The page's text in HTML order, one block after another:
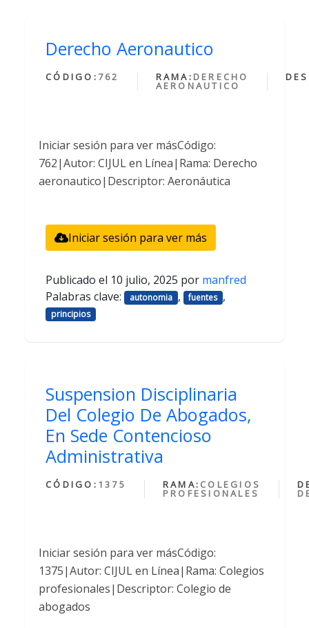
Derecho Aeronautico
CÓDIGO: 762 RAMA: DERECHO
AERONAUTICO
Iniciar sesión para ver másCódigo:
762|Autor: CIJUL en Línea|Rama: Derecho
aeronautico|Descriptor: Aeronáutica
Iniciar sesión para ver más
Publicado el 10 julio, 2025 por manfred
Palabras clave:
autonomia , fuentes ,
principios
Suspension Disciplinaria
Del Colegio De Abogados,
En Sede Contencioso
Administrativa
CÓDIGO: 1375 RAMA: COLEGIOS
PROFESIONALES
Iniciar sesión para ver másCódigo:
1375|Autor: CIJUL en Línea|Rama: Colegios
profesionales|Descriptor: Colegio de
abogados